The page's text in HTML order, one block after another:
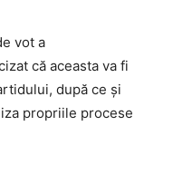
vot a
că aceasta va fi
după ce și
propriile procese